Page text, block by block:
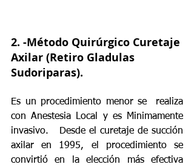
2. -Método Quirúrgico Curetaje
Axilar (Retiro Gladulas
Sudoriparas).
Es un procedimiento menor se  realiza
con Anestesia Local y es Minimamente
invasivo.   Desde el curetaje de succión
axilar en 1995, el procedimiento se
convirtió en la elección más efectiva